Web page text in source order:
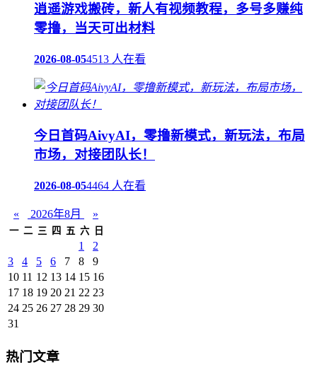
逍遥游戏搬砖，新人有视频教程，多号多赚纯
零撸，当天可出材料
2026-08-054513 人在看
今日首码AivyAI，零撸新模式，新玩法，布局
市场，对接团队长！
2026-08-054464 人在看
« 2026年8月 »
一 二 三 四 五 六 日
1
2
3
4 5 6 7 8
9
10 11 12 13 14 15 16
17 18 19 20 21 22 23
24 25 26 27 28 29 30
31
热门文章